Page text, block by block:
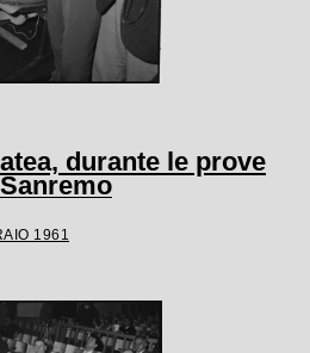
durante le prove
1961